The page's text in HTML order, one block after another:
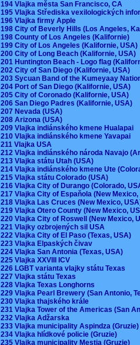
194 Vlajka města San Francisco, CA
195 Vlajka Střediska vexilologických
196 Vlajka firmy Apple
198 City of Beverly Hills (Los Angeles,
198 County of Los Angeles (Kalifornie)
199 City of Los Angeles (Kalifornie,
200 City of Long Beach (Kalifornie, USA)
201 Huntington Beach - Logo flag
202 City of San Diego (Kalifornie, USA)
203 Sycuan Band of the Kumeyaay
204 Port of San Diego (Kalifornie, USA)
205 City of Coronado (Kalifornie, USA)
206 San Diego Padres (Kalifornie, USA)
207 Nevada (USA)
208 Arizona (USA)
209 Vlajka indiánského kmene Hualapai
210 Vlajka indiánského kmene Yavapai
211 Vlajka USA
212 Vlajka indiánského národa Navajo
213 Vlajka státu Utah (USA)
214 Vlajka indiánského kmene Ute
215 Vlajka státu Colorado (USA)
216 Vlajka City of Durango (Colorado,
217 Vlajka City of Espaňola (New
218 Vlajka Las Cruces (New Mexico,
219 Vlajka Otero County (New Mexico,
220 Vlajka City of Roswell (New Mexico,
221 Vlajky ozbrojených sil USA
222 Vlajka City of El Paso (Texas, USA)
223 Vlajka Elpaských čivav
224 Vlajka San Antonia (Texas, USA)
225 Vlajka XXVIII ICV
226 LGBT varianta vlajky státu Texas
227 Vlajka státu Texas
228 Vlajka Texas Longhorns
229 Vlajka Pearl Brewery (San Antonio,
230 Vlajka thajského krále
231 Vlajka Tower of the Americas (San
232 Vlajka Adžarska
233 Vlajka municipality Aspindza
234 Vlajka hlídkové policie (Gruzie)
235 Vlajka municipality Mestia (Gruzie)